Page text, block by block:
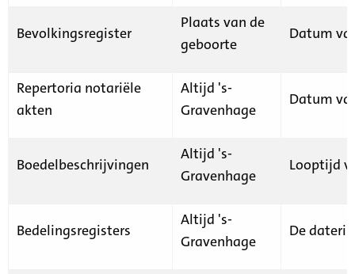
Bevolkingsregister
Plaats van de
geboorte
Datum
Repertoria notariële
akten
Altijd 's-
Gravenhage
Datum
Boedelbeschrijvingen
Altijd 's-
Gravenhage
Looptijd
Bedelingsregisters
Altijd 's-
Gravenhage
De